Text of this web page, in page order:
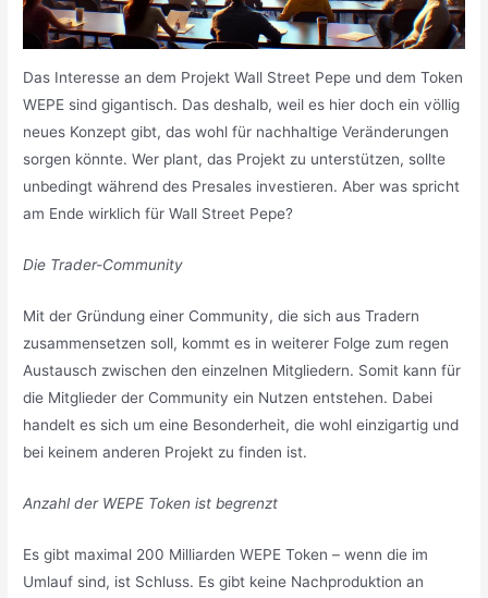
Das Interesse an dem Projekt Wall Street Pepe und dem Token
WEPE sind gigantisch. Das deshalb, weil es hier doch ein völlig
neues Konzept gibt, das wohl für nachhaltige Veränderungen
sorgen könnte. Wer plant, das Projekt zu unterstützen, sollte
unbedingt während des Presales investieren. Aber was spricht
am Ende wirklich für Wall Street Pepe?
Die Trader-Community
Mit der Gründung einer Community, die sich aus Tradern
zusammensetzen soll, kommt es in weiterer Folge zum regen
Austausch zwischen den einzelnen Mitgliedern. Somit kann für
die Mitglieder der Community ein Nutzen entstehen. Dabei
handelt es sich um eine Besonderheit, die wohl einzigartig und
bei keinem anderen Projekt zu finden ist.
Anzahl der WEPE Token ist begrenzt
Es gibt maximal 200 Milliarden WEPE Token – wenn die im
Umlauf sind, ist Schluss. Es gibt keine Nachproduktion an